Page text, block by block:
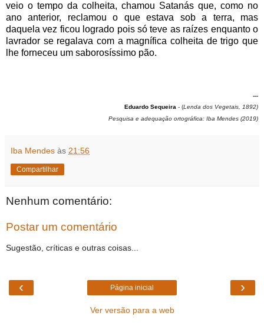
veio o tempo da colheita, chamou Satanás que, como no
ano anterior, reclamou o que estava sob a terra, mas
daquela vez ficou logrado pois só teve as raízes enquanto o
lavrador se regalava com a magnífica colheita de trigo que
lhe forneceu um saborosíssimo pão.
---
Eduardo Sequeira - (Lenda dos Vegetais, 1892)
Pesquisa e adequação ortográfica: Iba Mendes (2019)
Iba Mendes às 21:56
Compartilhar
Nenhum comentário:
Postar um comentário
Sugestão, críticas e outras coisas...
‹ ›
Página inicial
Ver versão para a web